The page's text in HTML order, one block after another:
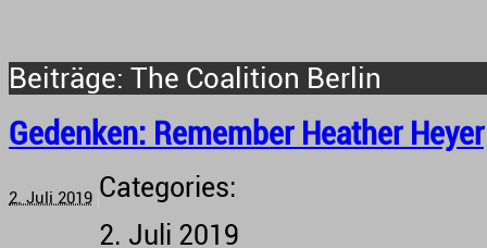
The Coalition Berlin
Gedenken: Remember Heather Heyer
Categories:
2. Juli 2019
2. Juli 2019